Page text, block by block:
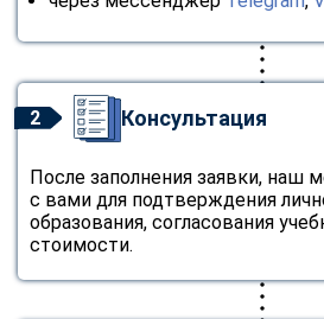
2 Консультация
После заполнения заявки, наш
с вами для подтверждения
образования, согласования
стоимости.